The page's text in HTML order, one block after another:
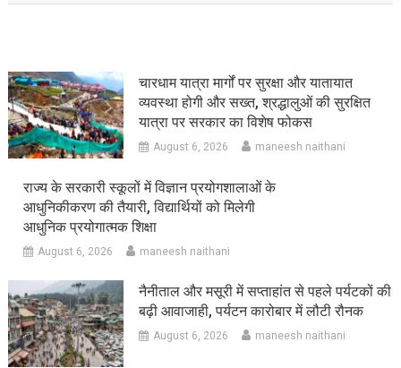
चारधाम यात्रा मार्गों पर सुरक्षा और यातायात
व्यवस्था होगी और सख्त, श्रद्धालुओं की सुरक्षित
यात्रा पर सरकार का विशेष फोकस
August 6, 2026 maneesh naithani
राज्य के सरकारी स्कूलों में विज्ञान प्रयोगशालाओं के
आधुनिकीकरण की तैयारी, विद्यार्थियों को मिलेगी
आधुनिक प्रयोगात्मक शिक्षा
August 6, 2026 maneesh naithani
नैनीताल और मसूरी में सप्ताहांत से पहले पर्यटकों की
बढ़ी आवाजाही, पर्यटन कारोबार में लौटी रौनक
August 6, 2026 maneesh naithani